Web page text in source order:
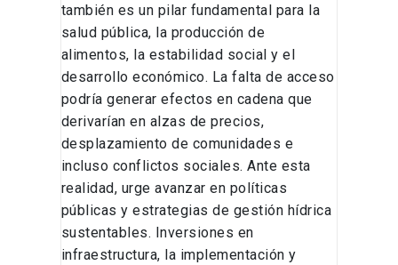
también es un pilar fundamental para la
salud pública, la producción de
alimentos, la estabilidad social y el
desarrollo económico. La falta de acceso
podría generar efectos en cadena que
derivarían en alzas de precios,
desplazamiento de comunidades e
incluso conflictos sociales. Ante esta
realidad, urge avanzar en políticas
públicas y estrategias de gestión hídrica
sustentables. Inversiones en
infraestructura, la implementación y